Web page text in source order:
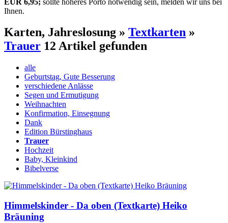
Ihnen.
Karten, Jahreslosung » Textkarten »
Trauer 12 Artikel gefunden
alle
Geburtstag, Gute Besserung
verschiedene Anlässe
Segen und Ermutigung
Weihnachten
Konfirmation, Einsegnung
Dank
Edition Bürstinghaus
Trauer
Hochzeit
Baby, Kleinkind
Bibelverse
Himmelskinder - Da oben (Textkarte) Heiko
Bräuning